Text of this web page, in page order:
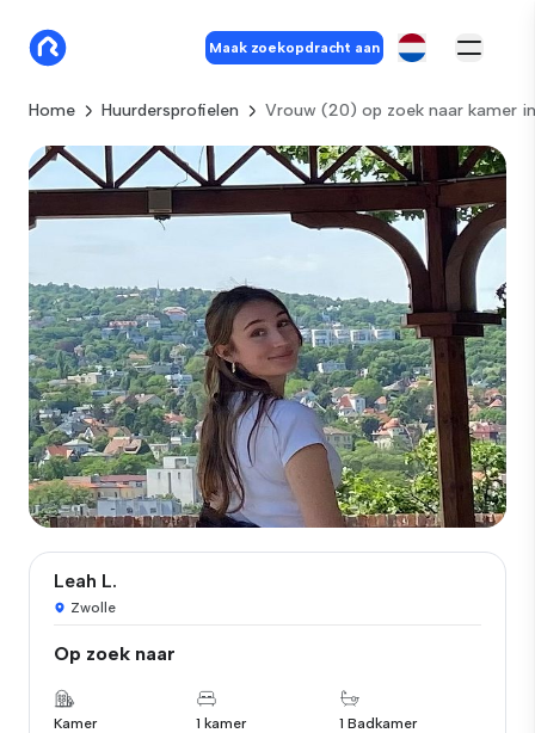
Maak zoekopdracht aan
Home Huurdersprofielen Vrouw (20) op zoek naar kamer
Leah L.
Zwolle
Op zoek naar
Kamer 1 kamer 1 Badkamer